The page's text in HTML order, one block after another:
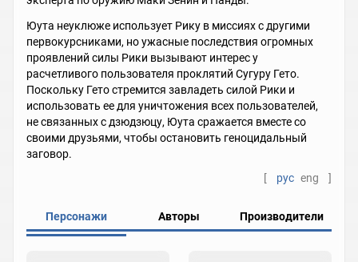
Юута неуклюже использует Рику в миссиях с другими
первокурсниками, но ужасные последствия огромных
проявлений силы Рики вызывают интерес у
расчетливого пользователя проклятий Сугуру Гето.
Поскольку Гето стремится завладеть силой Рики и
использовать ее для уничтожения всех пользователей,
не связанных с дзюдзюцу, Юута сражается вместе со
своими друзьями, чтобы остановить геноцидальный
заговор.
[
рус eng ]
Персонажи Авторы Производители